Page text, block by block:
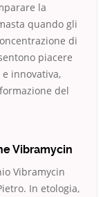
la
quando gli
di
piacere
innovativa,
del
Vibramycin
Vibramycin
In etologia,